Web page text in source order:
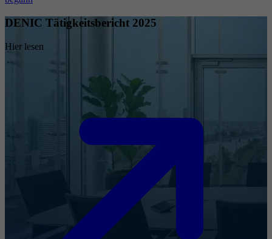
DENIC Tätigkeitsbericht 2025
Hier lesen